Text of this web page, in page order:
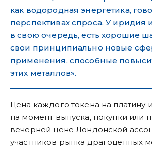
как водородная энергетика,
перспективах спроса. У иридия
в свою очередь, есть хорошие
свои принципиально новые
применения, способные
этих металлов».
Цена каждого токена на платину
на момент выпуска, покупки или
вечерней цене Лондонской
участников рынка драгоценных